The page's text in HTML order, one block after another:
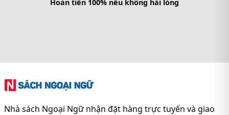
Hoàn tiền 100% nếu không hài lòng
Nhà sách Ngoại Ngữ nhận đặt hàng trực tuyến và giao